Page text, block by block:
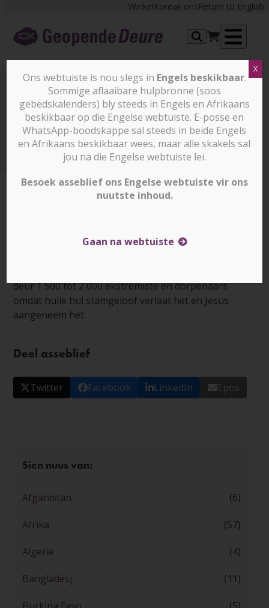
content
WinkelKontak onsReturn to English
Prayer Points
Prayer Points 25 November 2025
deur 1 500 tot 2 000 ekstremiste en dorpenaars
omdat hulle hul stamgeloof verlaat het en Jesus
aangeneem het.
Deel asseblief
Twitter Facebook LinkedIn Epos
Sien nuus van:
Afganistan (6)
Afrika (57)
Algerië (4)
Bangladesj (11)
Ons webtuiste is nou slegs in Engels beskikbaar.
Sommige aflaaibare hulpbronne (soos
gebedskalenders) bly steeds in Engels en Afrikaans
beskikbaar op die Engelse webtuiste. E-posse en
WhatsApp-boodskappe sal steeds in beide Engels
en Afrikaans beskikbaar wees, maar alle skakels sal
jou na die Engelse webtuiste lei.
Besoek asseblief ons Engelse webtuiste vir ons
nuutste inhoud.
Gaan na webtuiste
X